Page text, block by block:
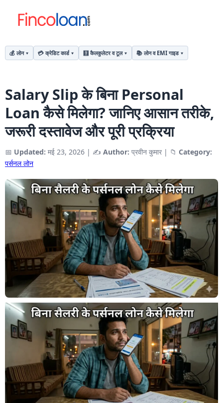
💰 लोन 💳 क्रेडिट कार्ड 🧮 कैलकुलेटर व टूल 📚 लोन व EMI गाइड
Salary Slip के बिना Personal
Loan कैसे मिलेगा? जानिए आसान तरीके,
जरूरी दस्तावेज और पूरी प्रक्रिया
📅 Updated: मई 23, 2026 | ✍️ Author: प्रवीन कुमार | 📁 Category:
पर्सनल लोन